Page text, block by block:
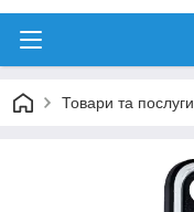
Товари та послуги